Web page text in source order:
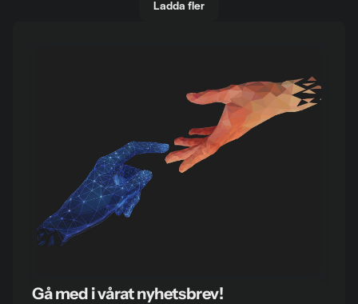
Ladda fler
Gå med i vårat nyhetsbrev!